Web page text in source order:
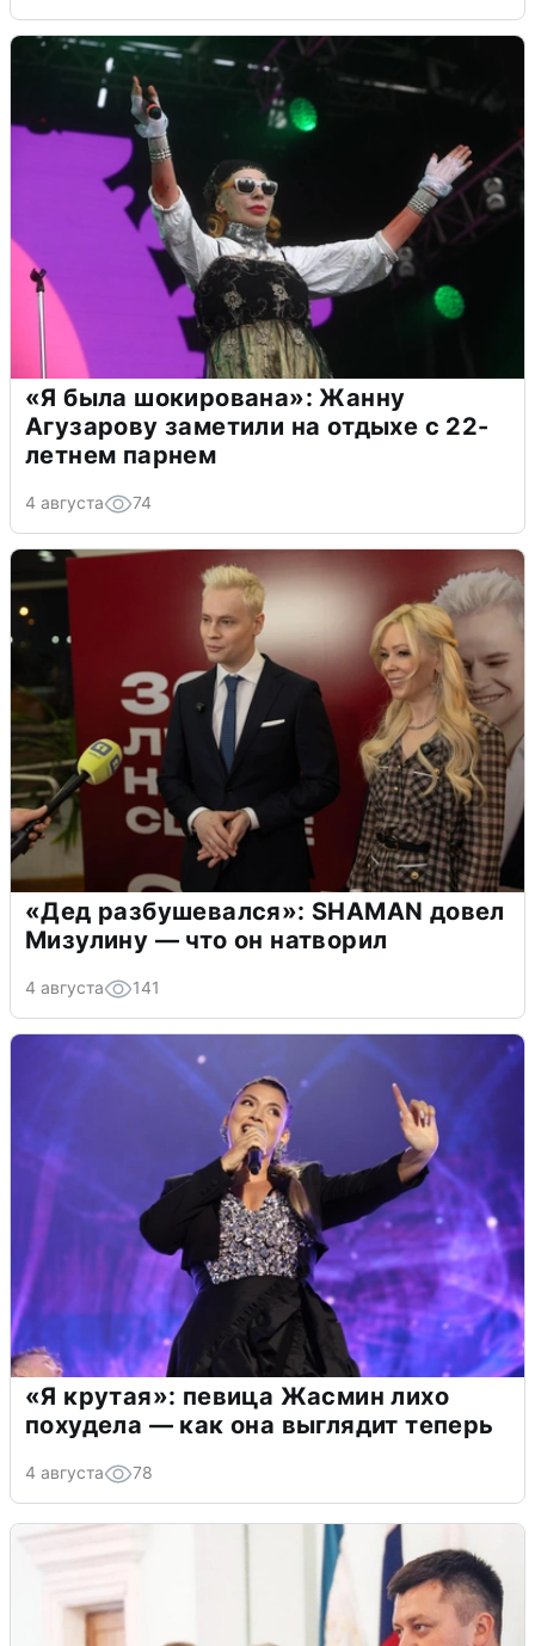
«Я была шокирована»: Жанну
Агузарову заметили на отдыхе с 22-
летнем парнем
4 августа 74
«Дед разбушевался»: SHAMAN довел
Мизулину — что он натворил
4 августа 141
«Я крутая»: певица Жасмин лихо
похудела — как она выглядит теперь
4 августа 78